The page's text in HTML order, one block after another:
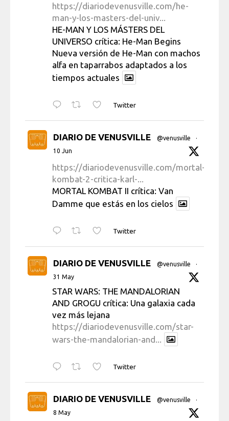
https://diariodevenusville.com/he-
man-y-los-masters-del-univ...
HE-MAN Y LOS MÁSTERS DEL
UNIVERSO crítica: He-Man Begins
Nueva versión de He-Man con machos
alfa en taparrabos adaptados a los
tiempos actuales
Twitter
DIARIO DE VENUSVILLE @venusville
·
10 Jun
https://diariodevenusville.com/mortal-
kombat-2-critica-karl-...
MORTAL KOMBAT II crítica: Van
Damme que estás en los cielos
Twitter
DIARIO DE VENUSVILLE @venusville
·
31 May
STAR WARS: THE MANDALORIAN
AND GROGU crítica: Una galaxia cada
vez más lejana
https://diariodevenusville.com/star-
wars-the-mandalorian-and...
Twitter
DIARIO DE VENUSVILLE @venusville
·
8 May